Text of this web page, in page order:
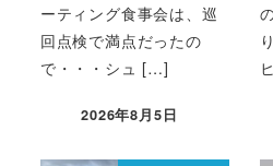
ーティング食事会は、巡
回点検で満点だったの
で・・・シュ […]
2026年8月5日